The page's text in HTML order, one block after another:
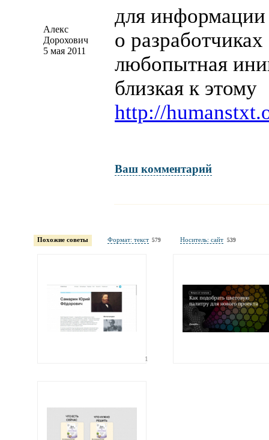
Алекс
Дорохович
5 мая 2011
для информации
о
любопытная
близкая к этому
http://
Ваш комментарий
обязательны полностью для публикации
Электронная
Похожие советы Формат: текст 579 Носитель: сайт 539
1